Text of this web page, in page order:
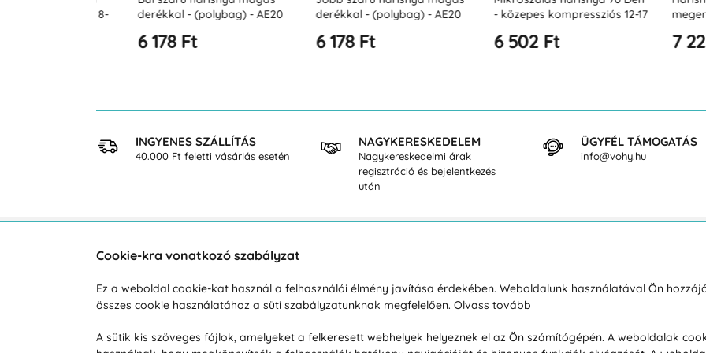
derékkal - (polybag) - AE20
6 178 Ft
derékkal - (polybag) - AE20
6 178 Ft
- közepes kompressziós 12-17
6 502 Ft
megerősített
17 Hgmm
7 222 Ft
INGYENES SZÁLLÍTÁS
40.000 Ft feletti vásárlás esetén
NAGYKERESKEDELEM
Nagykereskedelmi árak
regisztráció és bejelentkezés
után
ÜGYFÉL TÁMOGATÁS
info@vohy.hu
Hétköznap 8:00-tól 16:00-ig
info@vohy.hu
Reklamáció / Áru visszaküldése
Szállítás és fizetés
Társaságról
Cookie-kra vonatkozó szabályzat
Ez a weboldal cookie-kat használ a felhasználói élmény javítása érdekében. Weboldalunk használatával Ön
összes cookie használatához a süti szabályzatunknak megfelelően. Olvass tovább
A sütik kis szöveges fájlok, amelyeket a felkeresett webhelyek helyeznek el az Ön számítógépén. A weboldalak